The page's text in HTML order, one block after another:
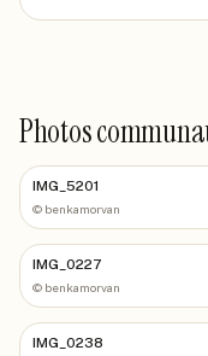
Photos
IMG_5201
© benkamorvan
IMG_0227
© benkamorvan
IMG_0238